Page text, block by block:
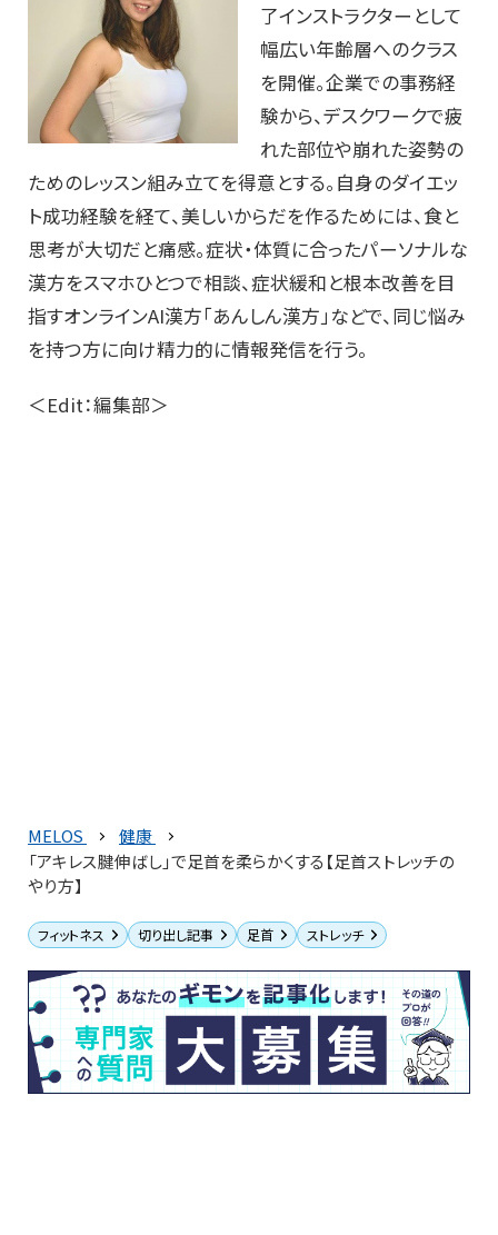
了インストラクターとして
幅広い年齢層へのクラス
を開催。企業での事務経
験から、デスクワークで疲
れた部位や崩れた姿勢の
ためのレッスン組み立てを得意とする。 自身のダイエッ
ト成功経験を経て、美しいからだを作るためには、食と
思考が大切だと痛感。症状・体質に合ったパーソナルな
漢方をスマホひとつで相談、症状緩和と根本改善を目
指すオンラインAI漢方「あんしん漢方」などで、同じ悩み
を持つ方に向け精力的に情報発信を行う。
＜Edit：編集部＞
MELOS
健康
「アキレス腱伸ばし」で足首を柔らかくする【足首ストレッチの
やり方】
フィットネス 切り出し記事 足首 ストレッチ